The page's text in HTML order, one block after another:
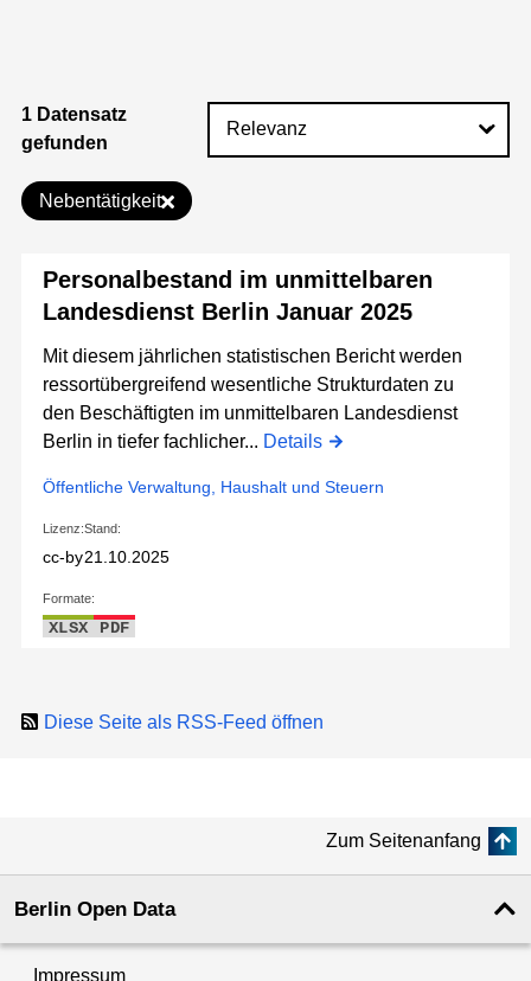
1 Datensatz
gefunden
Nebentätigkeit
Personalbestand im unmittelbaren
Landesdienst Berlin Januar 2025
Mit diesem jährlichen statistischen Bericht werden
ressortübergreifend wesentliche Strukturdaten zu
den Beschäftigten im unmittelbaren Landesdienst
Berlin in tiefer fachlicher... Details
Öffentliche Verwaltung, Haushalt und Steuern
Lizenz:
cc-by
Stand:
21.10.2025
Formate:
XLSX PDF
Diese Seite als RSS-Feed öffnen
Zum Seitenanfang
Berlin Open Data
Impressum